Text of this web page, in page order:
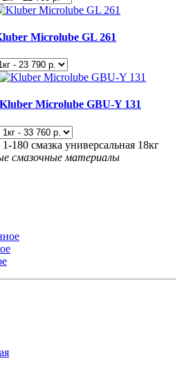
Microlube GL 261
Kluber Microlube GBU-Y 131
180 смазка универсальная 18кг
смазочные материалы